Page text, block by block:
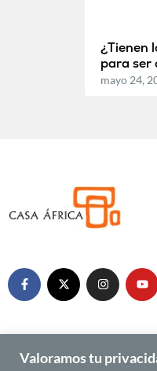
Valoramos tu
¿Tienen
para ser
mayo 24,